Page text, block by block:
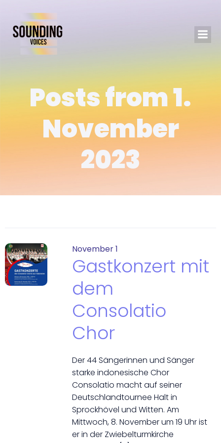
Posts from 1.
November
2023
November 1
Gastkonzert mit
dem
Consolatio
Chor
Der 44 Sängerinnen und Sänger
starke indonesische Chor
Consolatio macht auf seiner
Deutschlandtournee Halt in
Sprockhövel und Witten. Am
Mittwoch, 8. November um 19 Uhr ist
er in der Zwiebelturmkirche